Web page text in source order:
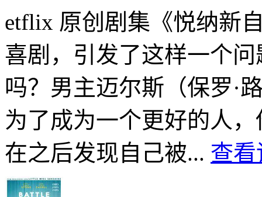
etflix 原创剧集《悦纳新
喜剧，引发了这样一个
吗？男主迈尔斯（保罗·
为了成为一个更好的人
在之后发现自己被... 查看